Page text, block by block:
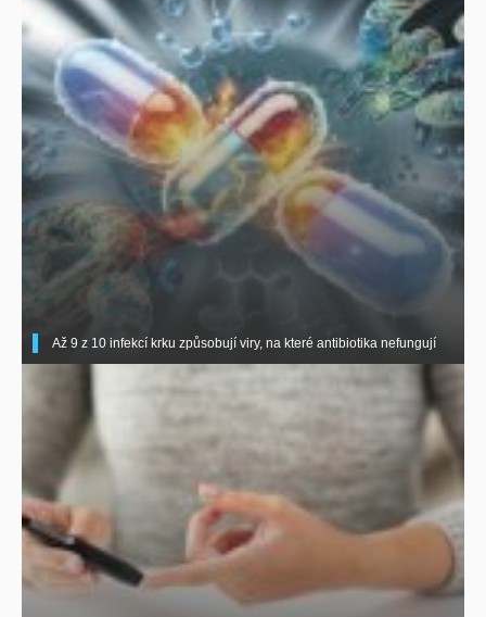
Až 9 z 10 infekcí krku způsobují viry, na které antibiotika nefungují